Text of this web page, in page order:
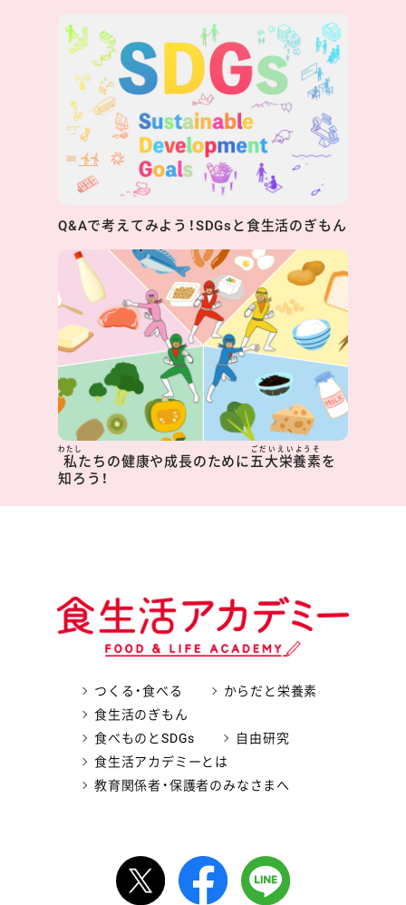
Q&Aで考えてみよう！SDGsと食生活のぎもん
私
わたし
たちの健康や成長のために五大栄養素
ごだいえいようそ
を
知ろう！
つくる・食べる
からだと栄養素
食生活のぎもん
食べものとSDGs
自由研究
食生活アカデミーとは
教育関係者・保護者のみなさまへ